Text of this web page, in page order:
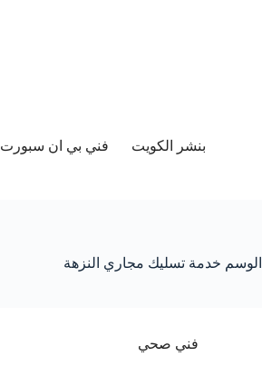
بنشر الكويت فني بي ان سبورت
الوسم خدمة تسليك مجاري النزهة
فني صحي